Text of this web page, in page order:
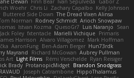
Dewan Finn Bear Ivan Sepulveda
Gabor Z
Woehr Chris Li Zachary Capalbo Kelly Johnson
Buttered Side Down The Dread Vixen Alinsa
Norman Rodney Schmidt Arioch Snowpaw
Istvan Kozma QuesoGr7 Luis Naranjo
Sean
Jack Foley fxtentacle Marielli Vichique Primaris
James Harrison Alvaro Villagomez Mark Hoffman
AaronFung Ben-Adam Berger Hun73rdk
Mayrand Richard McGowan Aubrey Pullman
Art Light Films Rémi Verschelde Ryan Reisiger
Brady ProtanopicMidget Brandon Snodgrass
Joseph Catrambone HippoThalamus